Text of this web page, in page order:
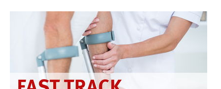
Support
Lorem ipsum dolor sit amet: